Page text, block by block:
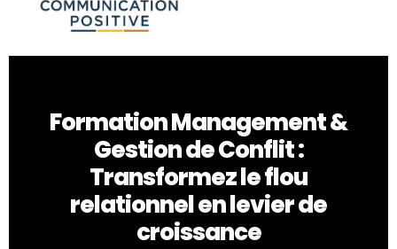
Formation Management &
Gestion de Conflit :
Transformez le flou
relationnel en levier de
croissance